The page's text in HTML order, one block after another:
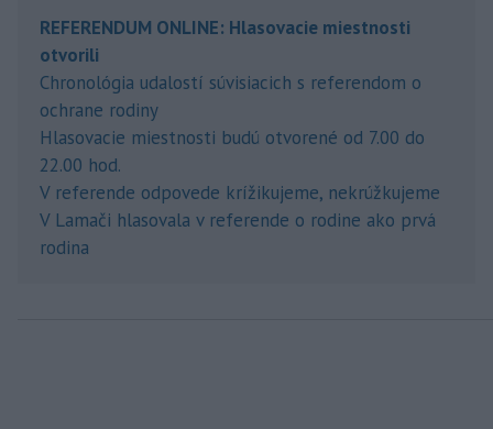
REFERENDUM ONLINE: Hlasovacie miestnosti
otvorili
Chronológia udalostí súvisiacich s referendom o
ochrane rodiny
Hlasovacie miestnosti budú otvorené od 7.00 do
22.00 hod.
V referende odpovede krížikujeme, nekrúžkujeme
V Lamači hlasovala v referende o rodine ako prvá
rodina